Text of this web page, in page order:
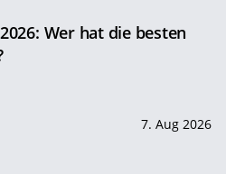
Wer hat die besten
7. Aug 2026